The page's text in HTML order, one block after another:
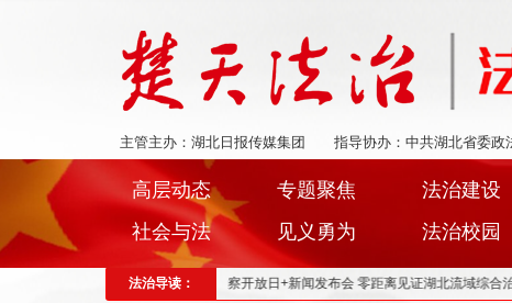
主管主办：湖北日报传媒集团 指导协办：中共湖北省委政
高层动态 专题聚焦 法治建设
社会与法
见义勇为 法治校园
法治导读：
检察开放日+新闻发布会 零距离见证湖北流域综合治理成效